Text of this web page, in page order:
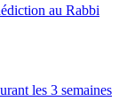
au Rabbi
les 3 semaines